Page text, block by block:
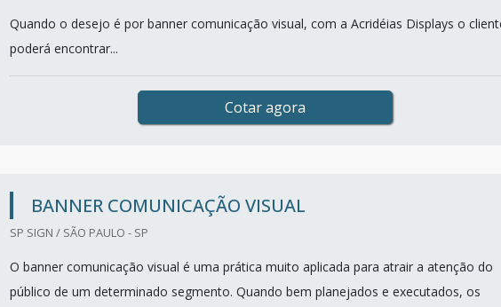
Quando o desejo é por banner comunicação visual, com a Acridéias Displays o
poderá encontrar...
Cotar agora
BANNER COMUNICAÇÃO VISUAL
SP SIGN / SÃO PAULO - SP
O banner comunicação visual é uma prática muito aplicada para atrair a atenção do
público de um determinado segmento. Quando bem planejados e executados, os